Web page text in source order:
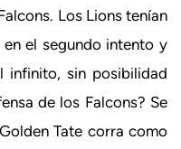
Los Lions tenían
en el segundo intento y
infinito, sin posibilidad
de los Falcons? Se
Tate corra como